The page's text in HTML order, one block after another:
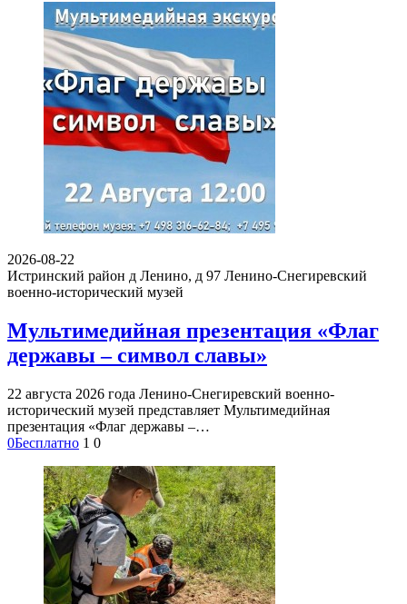
2026-08-22
Истринский район д Ленино, д 97 Ленино-Снегиревский
военно-исторический музей
Мультимедийная презентация «Флаг
державы – символ славы»
22 августа 2026 года Ленино-Снегиревский военно-
исторический музей представляет Мультимедийная
презентация «Флаг державы –…
0Бесплатно 1 0